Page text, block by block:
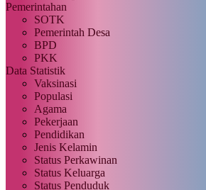
Pemerintahan
SOTK
Pemerintah Desa
BPD
PKK
Data Statistik
Vaksinasi
Populasi
Agama
Pekerjaan
Pendidikan
Jenis Kelamin
Status Perkawinan
Status Keluarga
Status Penduduk